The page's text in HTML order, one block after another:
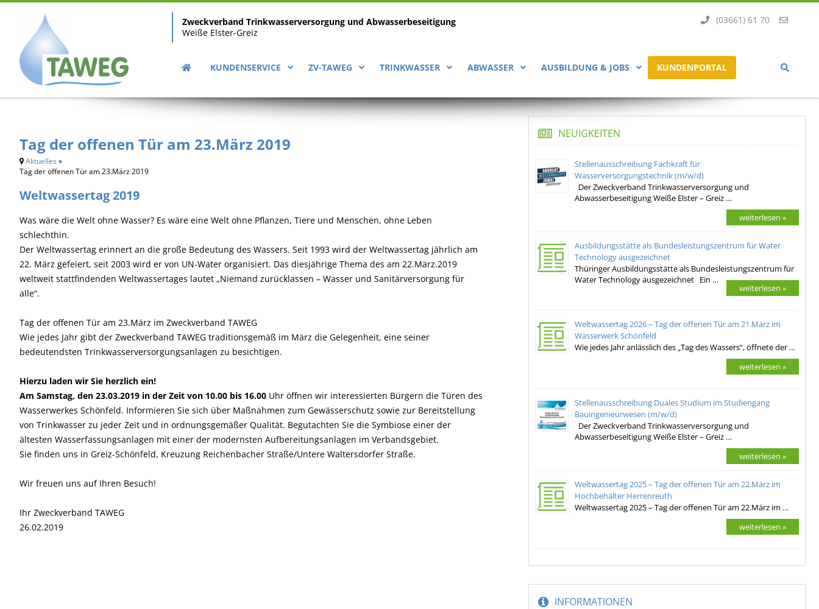
Zweckverband Trinkwasserversorgung und Abwasserbeseitigung
Weiße Elster-Greiz
(03661) 61 70
KUNDENSERVICE ZV-TAWEG TRINKWASSER ABWASSER AUSBILDUNG & JOBS KUNDENPORTAL
Tag der offenen Tür am 23.März 2019
Aktuelles »
Tag der offenen Tür am 23.März 2019
Weltwassertag 2019
Was wäre die Welt ohne Wasser? Es wäre eine Welt ohne Pflanzen, Tiere und Menschen, ohne Leben
schlechthin.
Der Weltwassertag erinnert an die große Bedeutung des Wassers. Seit 1993 wird der Weltwassertag jährlich am
22. März gefeiert, seit 2003 wird er von UN-Water organisiert. Das diesjährige Thema des am 22.März.2019
weltweit stattfindenden Weltwassertages lautet „Niemand zurücklassen – Wasser und Sanitärversorgung für
alle“.
Tag der offenen Tür am 23.März im Zweckverband TAWEG
Wie jedes Jahr gibt der Zweckverband TAWEG traditionsgemäß im März die Gelegenheit, eine seiner
bedeutendsten Trinkwasserversorgungsanlagen zu besichtigen.
Hierzu laden wir Sie herzlich ein!
Am Samstag, den 23.03.2019 in der Zeit von 10.00 bis 16.00 Uhr öffnen wir interessierten Bürgern die Türen des
Wasserwerkes Schönfeld. Informieren Sie sich über Maßnahmen zum Gewässerschutz sowie zur Bereitstellung
von Trinkwasser zu jeder Zeit und in ordnungsgemäßer Qualität. Begutachten Sie die Symbiose einer der
ältesten Wasserfassungsanlagen mit einer der modernsten Aufbereitungsanlagen im Verbandsgebiet.
Sie finden uns in Greiz-Schönfeld, Kreuzung Reichenbacher Straße/Untere Waltersdorfer Straße.
Wir freuen uns auf Ihren Besuch!
Ihr Zweckverband TAWEG
26.02.2019
NEUIGKEITEN
Stellenausschreibung Fachkraft für
Wasserversorgungstechnik (m/w/d)
Der Zweckverband Trinkwasserversorgung und
Abwasserbeseitigung Weiße Elster – Greiz …
weiterlesen »
Ausbildungsstätte als Bundesleistungszentrum für Water
Technology ausgezeichnet
Thüringer Ausbildungsstätte als Bundesleistungszentrum für
Water Technology ausgezeichnet Ein …
weiterlesen »
Weltwassertag 2026 – Tag der offenen Tür am 21.März im
Wasserwerk Schönfeld
Wie jedes Jahr anlässlich des „Tag des Wassers“, öffnete der …
weiterlesen »
Stellenausschreibung Duales Studium im Studiengang
Bauingenieurwesen (m/w/d)
Der Zweckverband Trinkwasserversorgung und
Abwasserbeseitigung Weiße Elster – Greiz …
weiterlesen »
Weltwassertag 2025 – Tag der offenen Tür am 22.März im
Hochbehälter Herrenreuth
Weltwassertag 2025 – Tag der offenen Tür am 22.März im …
weiterlesen »
INFORMATIONEN